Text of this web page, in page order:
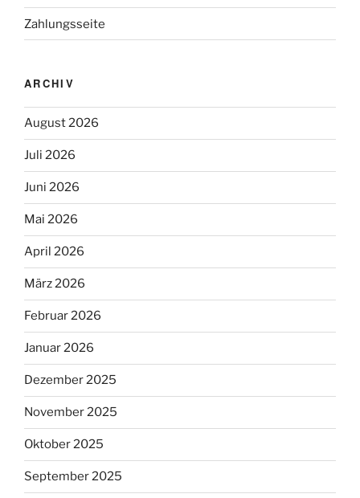
Zahlungsseite
ARCHIV
August 2026
Juli 2026
Juni 2026
Mai 2026
April 2026
März 2026
Februar 2026
Januar 2026
Dezember 2025
November 2025
Oktober 2025
September 2025